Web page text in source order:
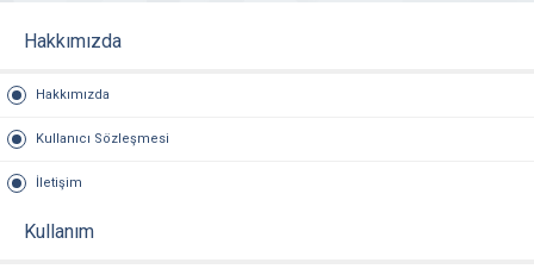
Hakkımızda
Hakkımızda
Kullanıcı Sözleşmesi
İletişim
Kullanım